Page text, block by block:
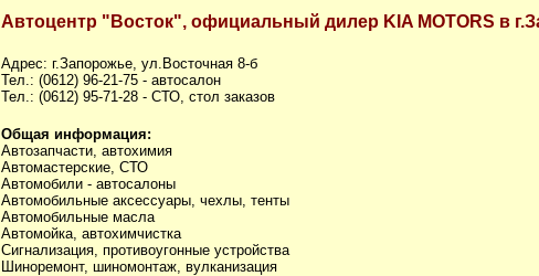
Автоцентр "Восток", официальный дилер KIA MOTORS в
Адрес: г.Запорожье, ул.Восточная 8-б
Тел.: (0612) 96-21-75 - автосалон
Тел.: (0612) 95-71-28 - СТО, стол заказов
Общая информация:
Автозапчасти, автохимия
Автомастерские, СТО
Автомобили - автосалоны
Автомобильные аксессуары, чехлы, тенты
Автомобильные масла
Автомойка, автохимчистка
Сигнализация, противоугонные устройства
Шиноремонт, шиномонтаж, вулканизация